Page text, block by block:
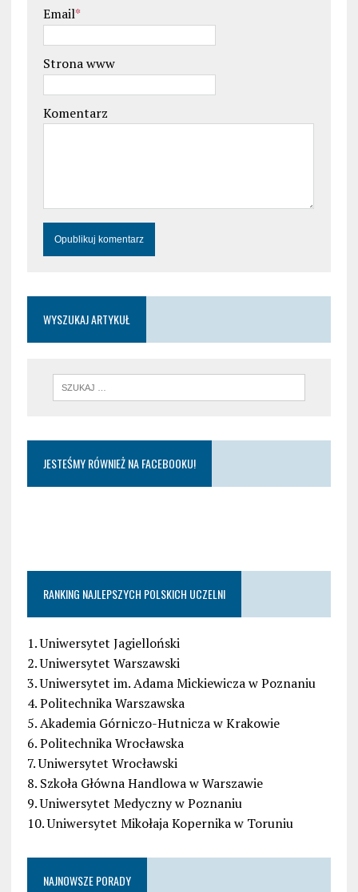
Email*
Strona www
Komentarz
WYSZUKAJ ARTYKUŁ
JESTEŚMY RÓWNIEŻ NA FACEBOOKU!
RANKING NAJLEPSZYCH POLSKICH UCZELNI
1. Uniwersytet Jagielloński
2. Uniwersytet Warszawski
3. Uniwersytet im. Adama Mickiewicza w Poznaniu
4. Politechnika Warszawska
5. Akademia Górniczo-Hutnicza w Krakowie
6. Politechnika Wrocławska
7. Uniwersytet Wrocławski
8. Szkoła Główna Handlowa w Warszawie
9. Uniwersytet Medyczny w Poznaniu
10. Uniwersytet Mikołaja Kopernika w Toruniu
NAJNOWSZE PORADY